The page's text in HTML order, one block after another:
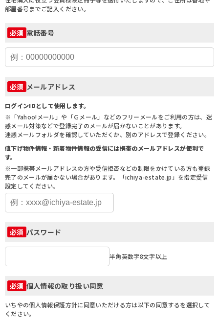
部屋番号までご記入ください。
必須 電話番号
必須 メールアドレス
ログインIDとして使用します。
※「Yahoo!メール」や「Ｇメール」などのフリーメールをご利用の方は、迷
惑メール対策などで登録完了のメールが届かないことがあります。
迷惑メールフォルダを確認していただくか、別のアドレスで登録ください。
値下げ物件情報・新着物件情報の受信には携帯のメールアドレスが便利で
す。
※一部携帯メールアドレスの方や受信拒否などの制限をかけている方も登録
完了のメールが届かない場合があります。「ichiya-estate.jp」を指定受信
設定してください。
必須 パスワード
半角英数字8文字以上
必須 個人情報の取り扱い同意
いちやの個人情報保護方針に同意いただける方は以下の同意するを選択して
ください。